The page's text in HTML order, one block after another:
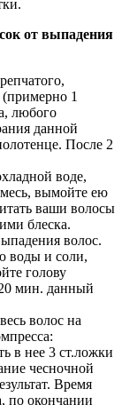
от выпадения
(примерно 1
любого
данной
После 2
воде,
вымойте ею
ваши волосы
блеска.
волос.
воды и соли,
голову
мин. данный
волос на
в нее 3 ст.ложки
чесночной
Время
по окончании